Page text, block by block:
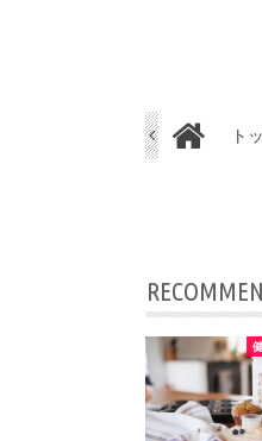
ト